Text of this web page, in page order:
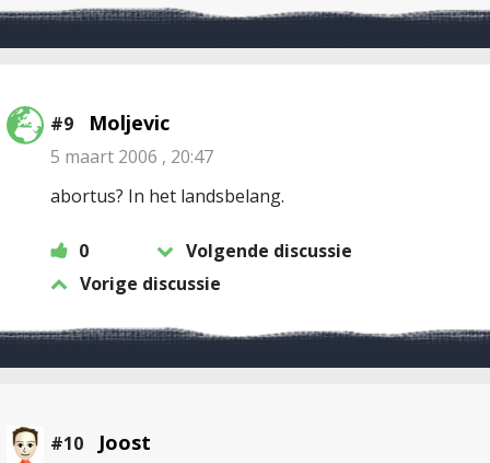
#9 Moljevic
5 maart 2006 , 20:47
abortus? In het landsbelang.
0
Volgende discussie
Vorige discussie
#10 Joost